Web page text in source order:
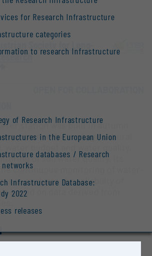
for Research Infrastructure
categories
to research Infrastructure
of Research Infrastructure
in the European Union
databases / Research
Infrastructure Database:
2022
releases
station was built in autumn
long-term effects of agricultural
of soil water quality, its
continuous monitoring of water-
to evaluate the reliability of
based on data derived from